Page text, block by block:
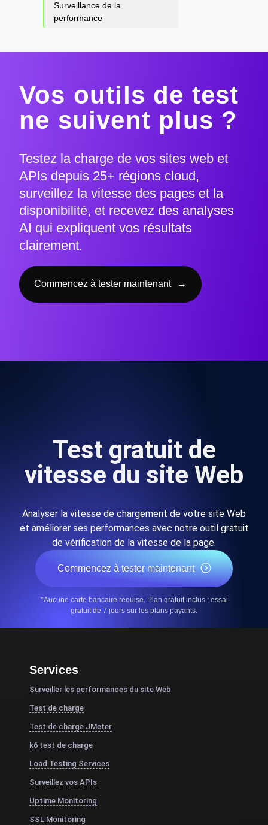
Surveillance de la
performance
Vos outils de test
ne suivent plus ?
Testez la charge de vos sites web et
APIs depuis 25+ régions cloud,
surveillez la vitesse des pages et la
disponibilité, et recevez des analyses
AI qui expliquent vos résultats
clairement.
Commencez à tester maintenant →
Test gratuit de
vitesse du site Web
Analyser la vitesse de chargement de votre site Web
et améliorer ses performances avec notre outil gratuit
de vérification de la vitesse de la page.
Commencez à tester maintenant
*Aucune carte bancaire requise. Plan gratuit inclus ; essai
gratuit de 7 jours sur les plans payants.
Services
Surveiller les performances du site Web
Test de charge
Test de charge JMeter
k6 test de charge
Load Testing Services
Surveillez vos APIs
Uptime Monitoring
SSL Monitoring